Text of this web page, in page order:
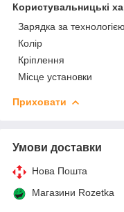
Користувальницькі
Зарядка за
Колір
Кріплення
Місце установки
Приховати
Умови доставки
Нова Пошта
Магазини Rozetka